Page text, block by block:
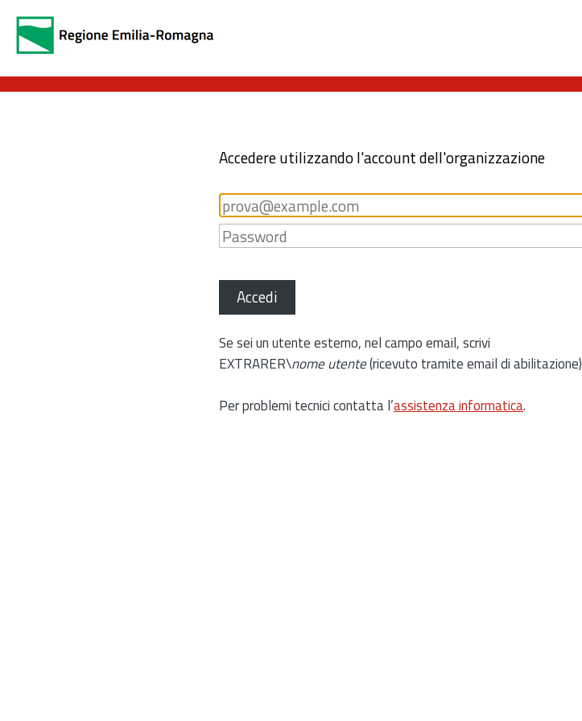
Accedere utilizzando l'account dell'organizzazione
Accedi
Se sei un utente esterno, nel campo email, scrivi
EXTRARER\nome utente(ricevuto tramite email di abilitazione)
Per problemi tecnici contatta l’assistenza informatica.